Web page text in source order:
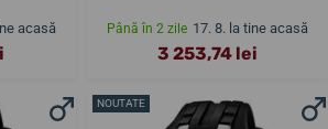
acasă Până în 2 zile 17. 8. la tine acasă
3 253,74 lei
NOUTATE